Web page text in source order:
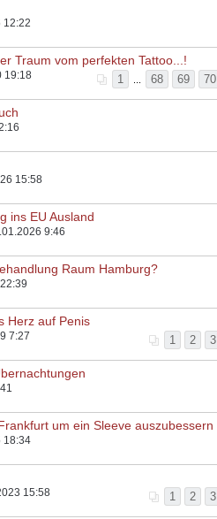
12:22
Traum vom perfekten Tattoo...!
1 68 69 70
19:18
15:58
ins EU Ausland
9:46
Raum Hamburg?
Herz auf Penis
1 2 3
7:27
um ein Sleeve auszubessern
18:34
1 2 3
15:58